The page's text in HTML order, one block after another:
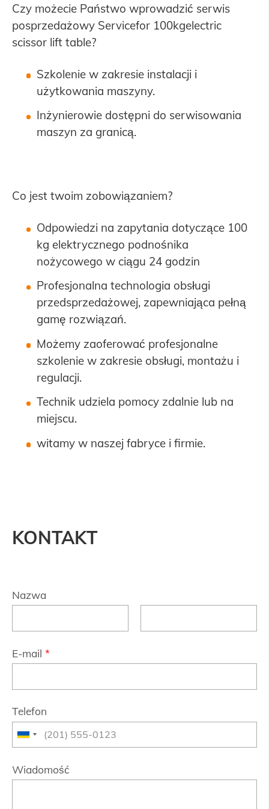
Czy możecie Państwo wprowadzić serwis
posprzedażowy Servicefor 100kgelectric
scissor lift table?
Szkolenie w zakresie instalacji i
użytkowania maszyny.
Inżynierowie dostępni do serwisowania
maszyn za granicą.
Co jest twoim zobowiązaniem?
Odpowiedzi na zapytania dotyczące 100
kg elektrycznego podnośnika
nożycowego w ciągu 24 godzin
Profesjonalna technologia obsługi
przedsprzedażowej, zapewniająca pełną
gamę rozwiązań.
Możemy zaoferować profesjonalne
szkolenie w zakresie obsługi, montażu i
regulacji.
Technik udziela pomocy zdalnie lub na
miejscu.
witamy w naszej fabryce i firmie.
KONTAKT
Nazwa
E-mail *
Telefon
Wiadomość